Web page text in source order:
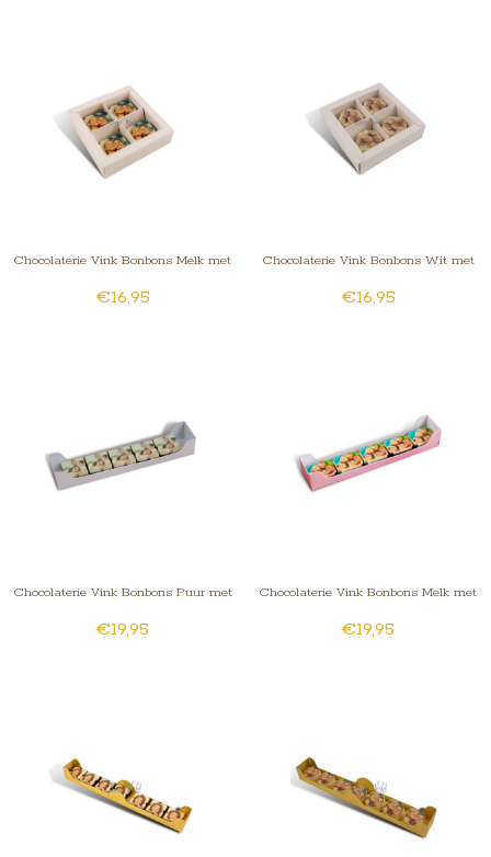
Chocolaterie Vink Bonbons Melk met
Foto/Logo 4 stuks
€16,95
Chocolaterie Vink Bonbons Wit met
Foto/Logo 4 stuks
€16,95
Chocolaterie Vink Bonbons Puur met
Foto/Logo 5 stuks
€19,95
Chocolaterie Vink Bonbons Melk met
Foto/Logo 5 stuks
€19,95